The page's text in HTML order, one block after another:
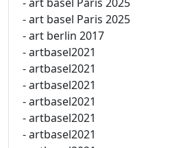
- art basel Paris 2025
- art berlin 2017
- artbasel2021
- artbasel2021
- artbasel2021
- artbasel2021
- artbasel2021
- artbasel2021